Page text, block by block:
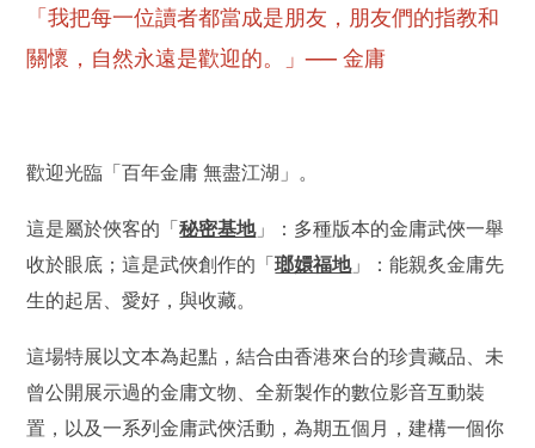
「我把每一位讀者都當成是朋友，朋友們的指教和
關懷，自然永遠是歡迎的。」── 金庸
歡迎光臨「百年金庸 無盡江湖」。
這是屬於俠客的「秘密基地」：多種版本的金庸武俠一舉
收於眼底；這是武俠創作的「瑯嬛福地」：能親炙金庸先
生的起居、愛好，與收藏。
這場特展以文本為起點，結合由香港來台的珍貴藏品、未
曾公開展示過的金庸文物、全新製作的數位影音互動裝
置，以及一系列金庸武俠活動，為期五個月，建構一個你